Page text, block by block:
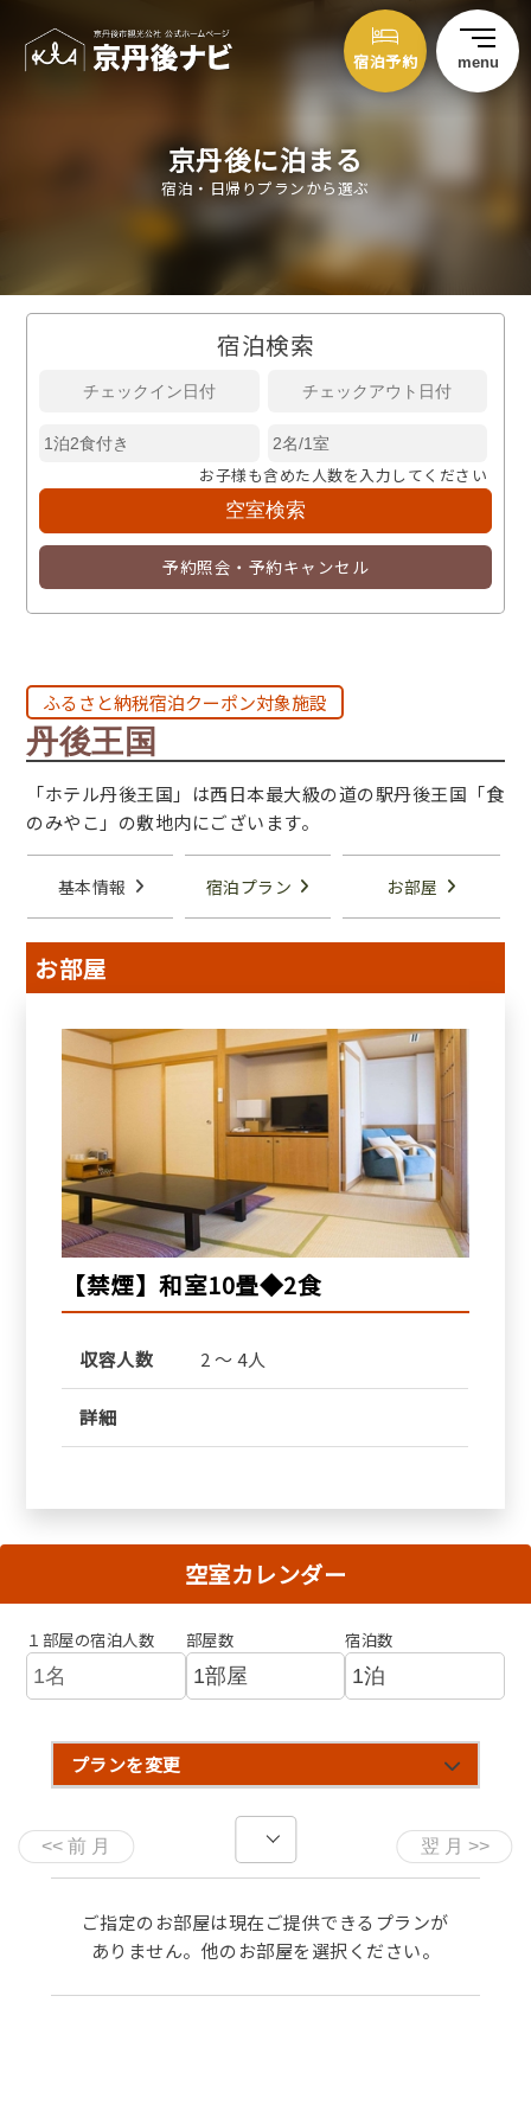
宿泊予約 menu
京丹後に泊まる
宿泊・日帰りプランから選ぶ
宿泊検索
お子様も含めた人数を入力してください
予約照会・予約キャンセル
ふるさと納税宿泊クーポン対象施設
丹後王国
「ホテル丹後王国」は西日本最大級の道の駅丹後王国「食
のみやこ」の敷地内にございます。
基本情報 宿泊プラン お部屋
お部屋
【禁煙】和室10畳◆2食
収容人数 2 ～ 4人
詳細
空室カレンダー
１部屋の宿泊人数 部屋数 宿泊数
プランを変更
ご指定のお部屋は現在ご提供できるプランが
ありません。他のお部屋を選択ください。